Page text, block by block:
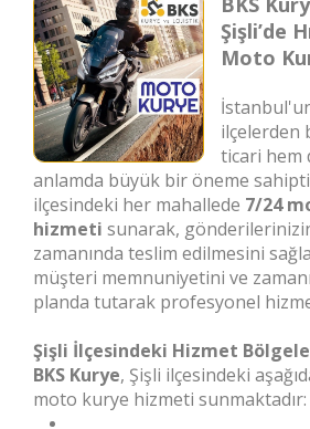
Şişli’de
Moto
ticari hem
anlamda büyük bir öneme
ilçesindeki her mahallede 7/24
hizmeti sunarak,
zamanında teslim edilmesini
müşteri memnuniyetini ve
planda tutarak profesyonel
Şişli İlçesindeki Hizmet
BKS Kurye, Şişli ilçesindeki
moto kurye hizmeti sunmaktadır: